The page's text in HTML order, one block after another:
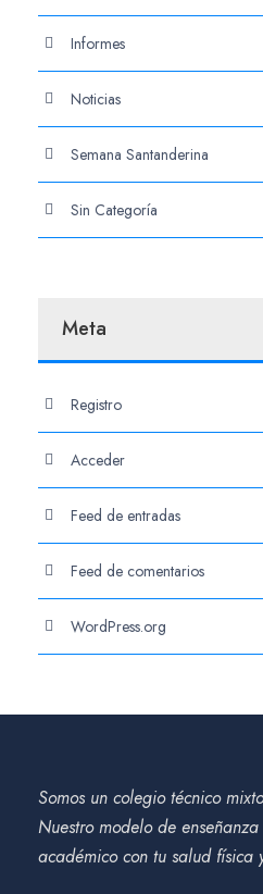
Informes
Noticias
Semana Santanderina
Sin Categoría
Meta
Registro
Acceder
Feed de entradas
Feed de comentarios
WordPress.org
Somos un colegio técnico
Nuestro modelo de
académico con tu salud física